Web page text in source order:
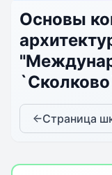
Основы
Страница